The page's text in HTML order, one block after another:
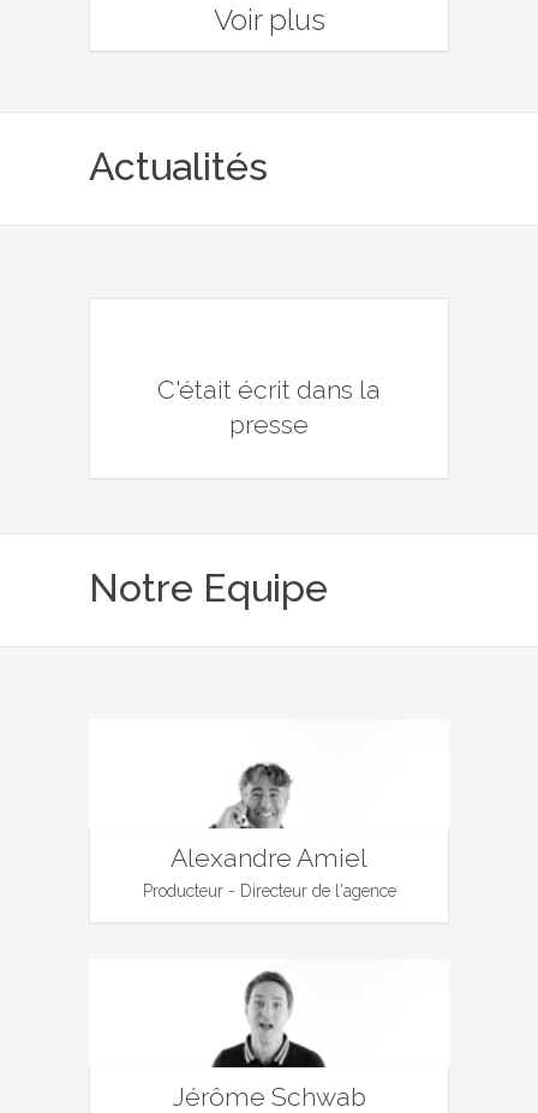
Voir plus
Actualités
C'était écrit dans la
presse
Notre Equipe
Alexandre Amiel
Producteur - Directeur de l'agence
Jérôme Schwab